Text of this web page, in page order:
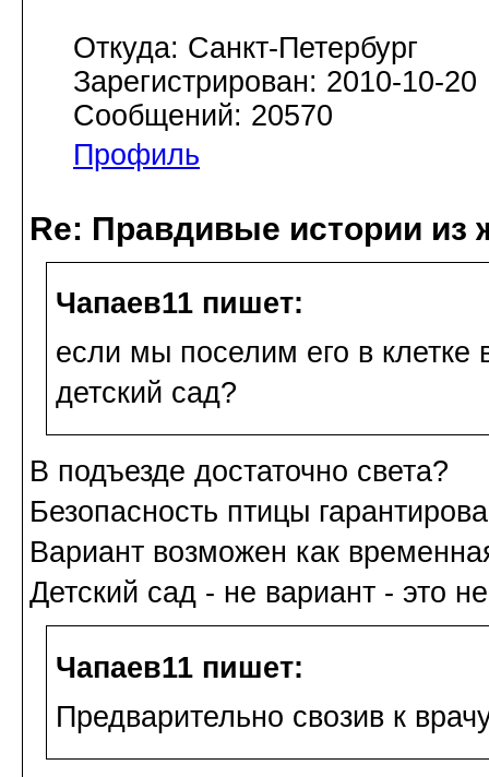
Откуда: Санкт-Петербург
Зарегистрирован: 2010-10-20
Сообщений: 20570
Профиль
Re: Правдивые истории из
Чапаев11 пишет:
если мы поселим его в клетке
детский сад?
В подъезде достаточно света?
Безопасность птицы
Вариант возможен как
Детский сад - не вариант - это
Чапаев11 пишет:
Предварительно свозив к